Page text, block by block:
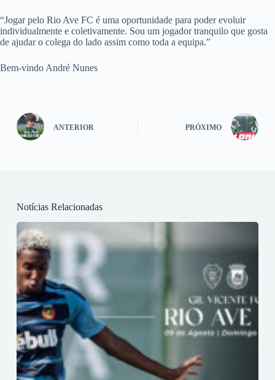
“Jogar pelo Rio Ave FC é uma oportunidade para poder evoluir
individualmente e coletivamente. Sou um jogador tranquilo que gosta
de ajudar o colega do lado assim como toda a equipa.”
Bem-vindo André Nunes
ANTERIOR PRÓXIMO
Notícias Relacionadas